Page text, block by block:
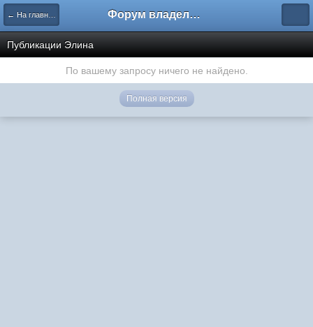
← На главную Форум владельцев интернет-магазинов
Публикации Элина
По вашему запросу ничего не найдено.
Полная версия